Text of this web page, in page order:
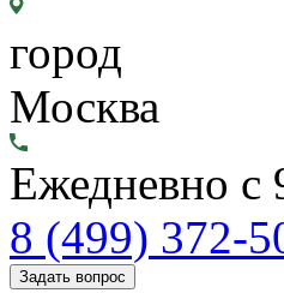
город
Москва
Ежедневно с
8 (499) 372-
Задать вопрос